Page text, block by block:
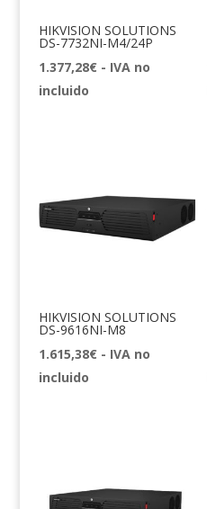
HIKVISION SOLUTIONS
DS-7732NI-M4/24P
1.377,28€ - IVA no
incluido
HIKVISION SOLUTIONS
DS-9616NI-M8
1.615,38€ - IVA no
incluido